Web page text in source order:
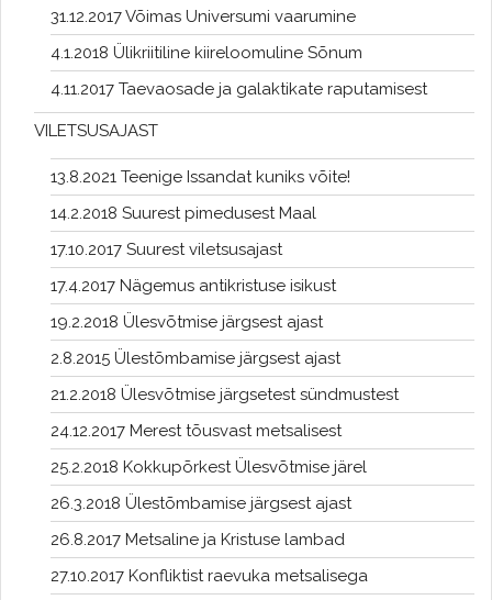
31.12.2017 Võimas Universumi vaarumine
4.1.2018 Ülikriitiline kiireloomuline Sõnum
4.11.2017 Taevaosade ja galaktikate raputamisest
VILETSUSAJAST
13.8.2021 Teenige Issandat kuniks võite!
14.2.2018 Suurest pimedusest Maal
17.10.2017 Suurest viletsusajast
17.4.2017 Nägemus antikristuse isikust
19.2.2018 Ülesvõtmise järgsest ajast
2.8.2015 Ülestõmbamise järgsest ajast
21.2.2018 Ülesvõtmise järgsetest sündmustest
24.12.2017 Merest tõusvast metsalisest
25.2.2018 Kokkupõrkest Ülesvõtmise järel
26.3.2018 Ülestõmbamise järgsest ajast
26.8.2017 Metsaline ja Kristuse lambad
27.10.2017 Konfliktist raevuka metsalisega